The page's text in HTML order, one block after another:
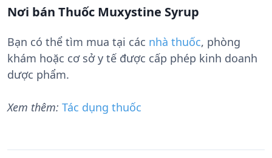
Nơi bán Thuốc Muxystine Syrup
Bạn có thể tìm mua tại các nhà thuốc, phòng
khám hoặc cơ sở y tế được cấp phép kinh doanh
dược phẩm.
Xem thêm: Tác dụng thuốc